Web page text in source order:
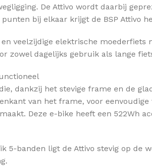
De Attivo wordt daarbij
bij elkaar krijgt de BSP Attivo
en veelzijdige elektrische
zowel dagelijks gebruik als lange
dankzij het stevige frame en de
van het frame, voor
Deze e-bike heeft een 522Wh
5-banden ligt de Attivo stevig op